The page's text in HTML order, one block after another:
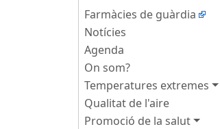
Farmàcies de guàrdia
Notícies
Agenda
On som?
Temperatures extremes
Qualitat de l'aire
Promoció de la salut